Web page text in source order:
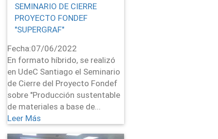
SEMINARIO DE CIERRE
PROYECTO FONDEF
"SUPERGRAF"
Fecha:07/06/2022
En formato híbrido, se realizó
en UdeC Santiago el Seminario
de Cierre del Proyecto Fondef
sobre "Producción sustentable
de materiales a base de...
Leer Más